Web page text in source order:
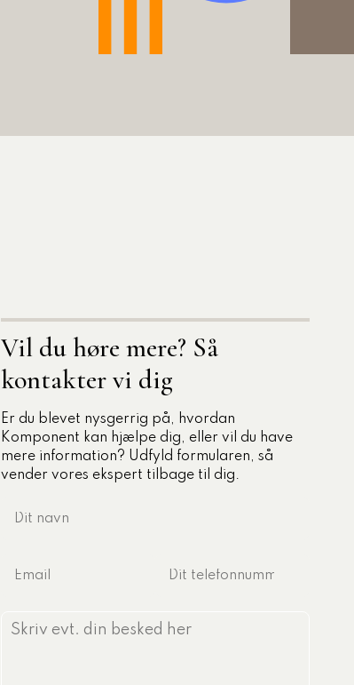
Vil du høre mere? Så
kontakter vi dig
Er du blevet nysgerrig på, hvordan
Komponent kan hjælpe dig, eller vil du have
mere information? Udfyld formularen, så
vender vores ekspert tilbage til dig.